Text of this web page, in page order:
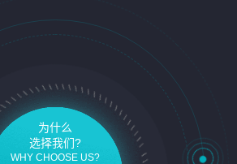
为什么
选择我们?
WHY CHOOSE US?